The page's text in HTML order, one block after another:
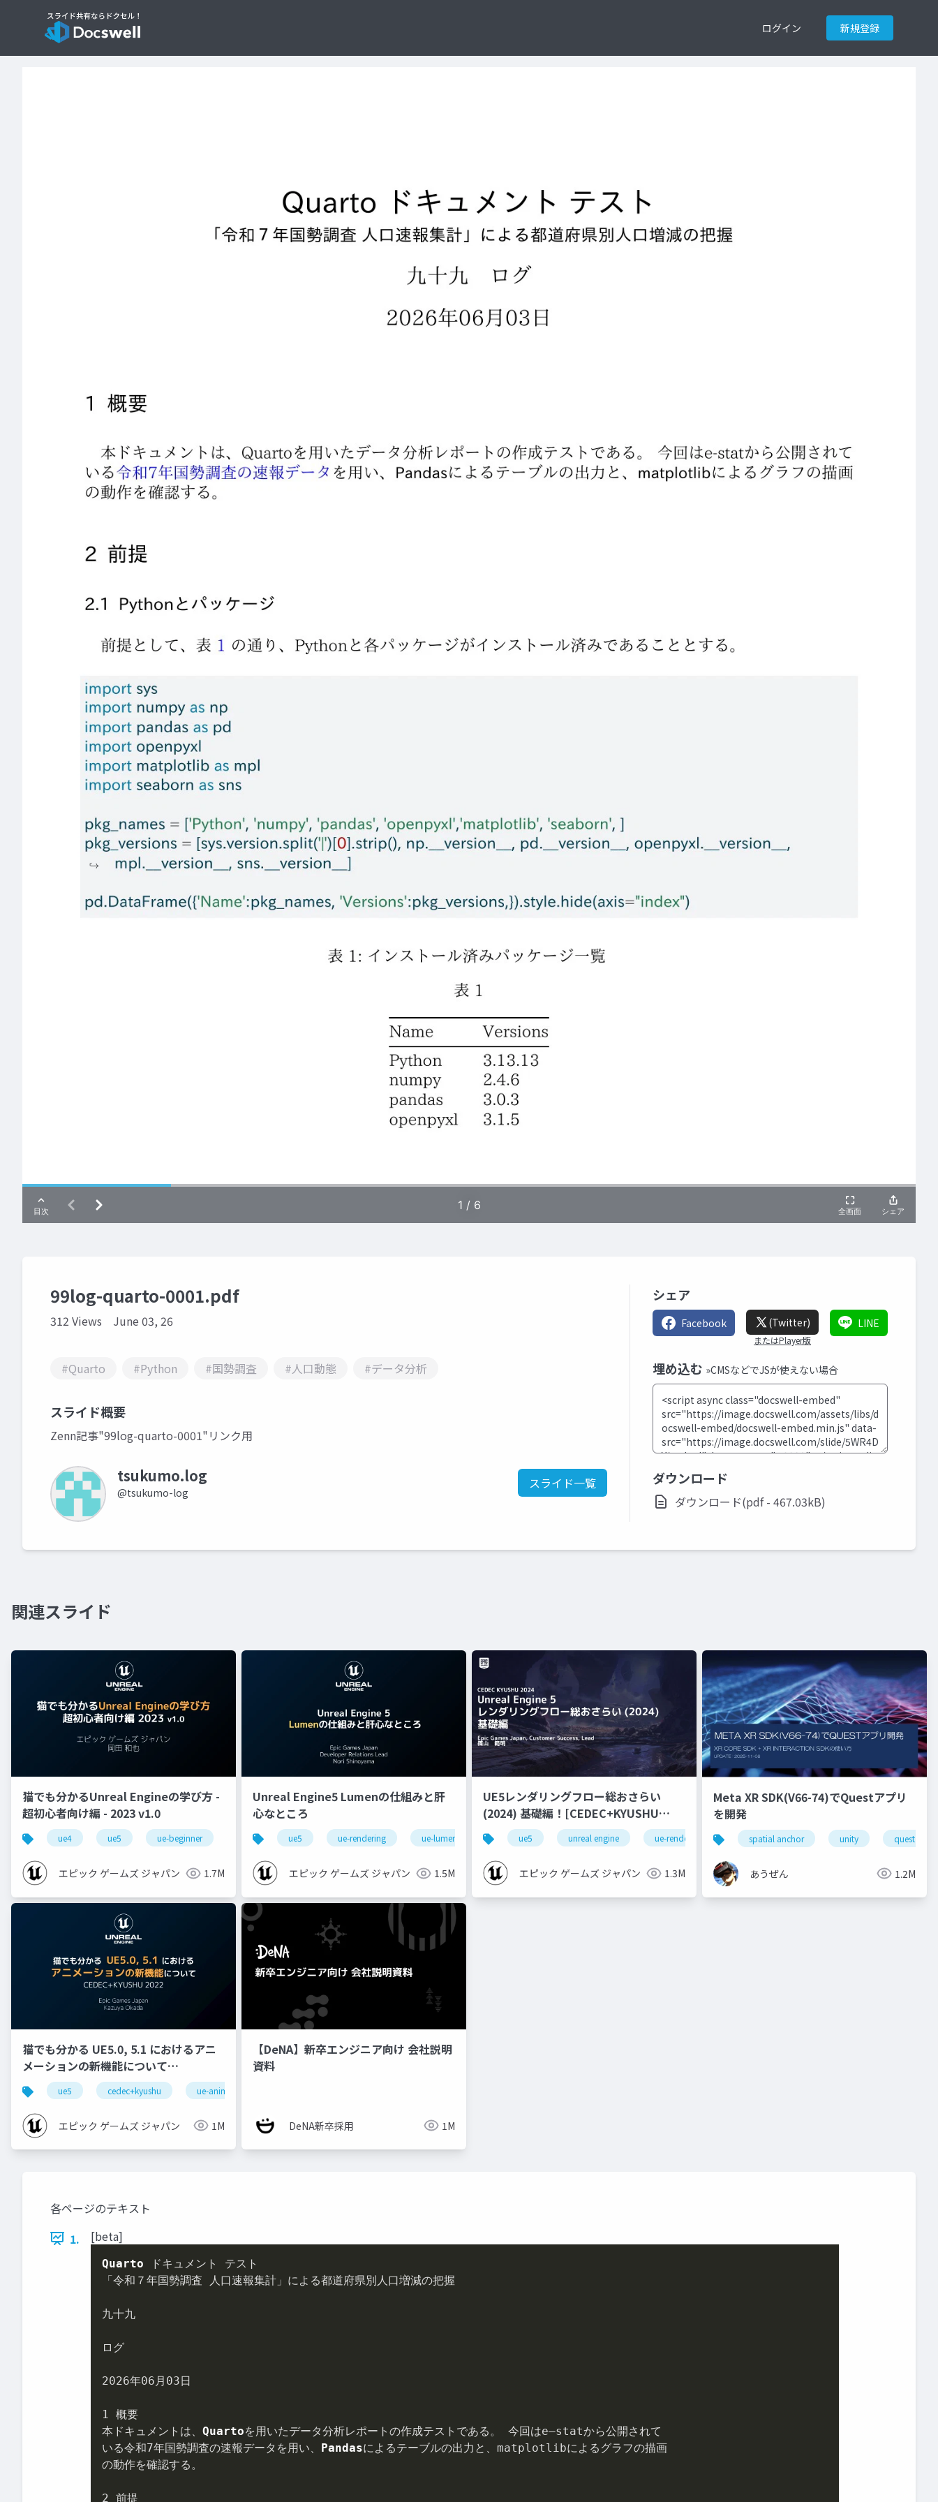
ログイン 新規登録
99log-quarto-0001.pdf
312 Views June 03, 26
#Quarto #Python #国勢調査 #人口動態 #データ分析
スライド概要
Zenn記事"99log-quarto-0001"リンク用
tsukumo.log
@tsukumo-log
スライド一覧
シェア
Facebook (Twitter)
またはPlayer版
LINE
埋め込む »CMSなどでJSが使えない場合
ダウンロード
ダウンロード(pdf - 467.03kB)
関連スライド
猫でも分かるUnreal Engineの学び方 -
超初心者向け編 - 2023 v1.0
ue4 ue5 ue-beginner
エピック ゲームズ ジャパン 1.7M
Unreal Engine5 Lumenの仕組みと肝
心なところ
ue5 ue-rendering ue-lumen
エピック ゲームズ ジャパン 1.5M
UE5レンダリングフロー総おさらい
(2024) 基礎編！[CEDEC+KYUSHU
2024] ue5 unreal engine ue-rendering
エピック ゲームズ ジャパン 1.3M
Meta XR SDK(V66-74)でQuestアプリ
を開発
spatial anchor unity quest pro
あうぜん 1.2M
猫でも分かる UE5.0, 5.1 におけるアニ
メーションの新機能について
【CEDEC+KYUSHU 2022】
ue5 cedec+kyushu ue-animation
エピック ゲームズ ジャパン 1M
【DeNA】新卒エンジニア向け 会社説明
資料
DeNA新卒採用 1M
各ページのテキスト
1.
[beta]
Quarto ドキュメント テスト
「令和７年国勢調査 人口速報集計」による都道府県別人口増減の把握
九十九
ログ
2026年06 月 03⽇
1 概要
本ドキュメントは、 Quartoを用いたデータ分析レポートの作成テストである。 今回はe‒statから公開されて
いる令和7年国勢調査の速報データを用い、 Pandasによるテーブルの出⼒と、matplotlibによるグラフの描画
の動作を確認する。
2